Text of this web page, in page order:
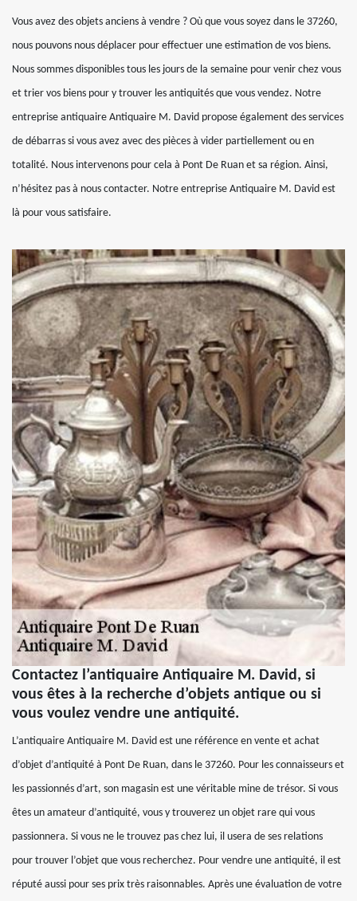
Vous avez des objets anciens à vendre ? Où que vous soyez dans le 37260,
nous pouvons nous déplacer pour effectuer une estimation de vos biens.
Nous sommes disponibles tous les jours de la semaine pour venir chez vous
et trier vos biens pour y trouver les antiquités que vous vendez. Notre
entreprise antiquaire Antiquaire M. David propose également des services
de débarras si vous avez avec des pièces à vider partiellement ou en
totalité. Nous intervenons pour cela à Pont De Ruan et sa région. Ainsi,
n’hésitez pas à nous contacter. Notre entreprise Antiquaire M. David est
là pour vous satisfaire.
Contactez l’antiquaire Antiquaire M. David, si
vous êtes à la recherche d’objets antique ou si
vous voulez vendre une antiquité.
L’antiquaire Antiquaire M. David est une référence en vente et achat
d’objet d’antiquité à Pont De Ruan, dans le 37260. Pour les connaisseurs et
les passionnés d’art, son magasin est une véritable mine de trésor. Si vous
êtes un amateur d’antiquité, vous y trouverez un objet rare qui vous
passionnera. Si vous ne le trouvez pas chez lui, il usera de ses relations
pour trouver l’objet que vous recherchez. Pour vendre une antiquité, il est
réputé aussi pour ses prix très raisonnables. Après une évaluation de votre